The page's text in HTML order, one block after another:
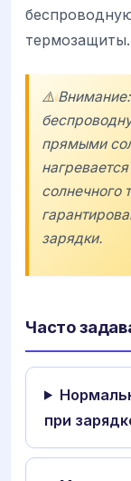
термозащиты.
⚠️ Внимание:
прямыми
солнечного
зарядки.
Часто
при